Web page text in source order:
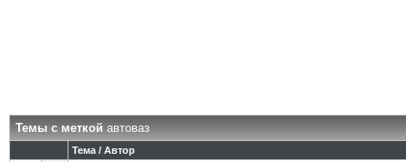
Темы с меткойавтоваз
Тема / Автор